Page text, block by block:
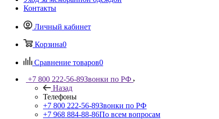
Контакты
Личный кабинет
Корзина0
Сравнение товаров0
+7 800 222-56-89Звонки по РФ
Назад
Телефоны
+7 800 222-56-89Звонки по РФ
+7 968 884-88-86По всем вопросам